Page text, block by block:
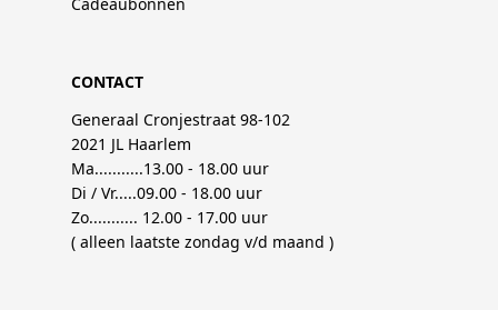
CONTACT
Generaal Cronjestraat 98-102
2021 JL Haarlem
Ma...........13.00 - 18.00 uur
Di / Vr.....09.00 - 18.00 uur
Zo........... 12.00 - 17.00 uur
( alleen laatste zondag v/d maand )